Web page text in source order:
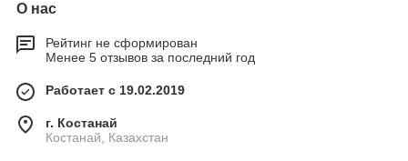
О нас
Рейтинг не сформирован
Менее 5 отзывов за последний год
Работает с 19.02.2019
г. Костанай
Костанай, Казахстан